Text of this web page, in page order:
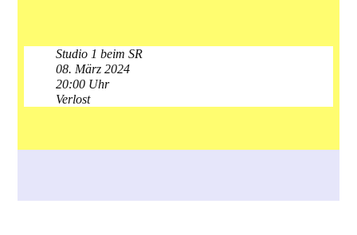
Studio 1 beim SR
08. März 2024
20:00 Uhr
Verlost